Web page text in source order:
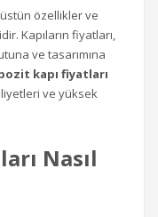
üstün özellikler ve
Kapıların fiyatları,
ve tasarımına
kapı fiyatları
ve yüksek
Nasıl